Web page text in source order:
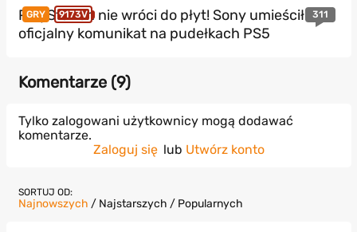
GRY 9173V 311
PlayStation nie wróci do płyt! Sony umieściło
oficjalny komunikat na pudełkach PS5
Komentarze (9)
Tylko zalogowani użytkownicy mogą dodawać
komentarze.
Zaloguj się lub Utwórz konto
SORTUJ OD:
Najnowszych / Najstarszych / Popularnych